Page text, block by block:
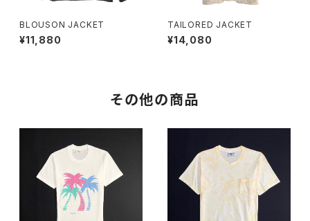
BLOUSON JACKET
¥11,880
TAILORED JACKET
¥14,080
その他の商品